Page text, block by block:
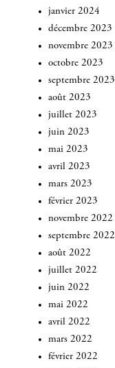
janvier 2024
décembre 2023
novembre 2023
octobre 2023
septembre 2023
août 2023
juillet 2023
juin 2023
mai 2023
avril 2023
mars 2023
février 2023
novembre 2022
septembre 2022
août 2022
juillet 2022
juin 2022
mai 2022
avril 2022
mars 2022
février 2022